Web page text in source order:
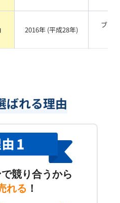
2016年 (平成28年)
ブラ
ばれる理由
競り合うから
れる ！